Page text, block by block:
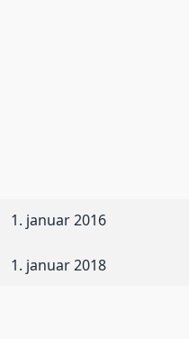
1. januar 2016
1. januar 2018